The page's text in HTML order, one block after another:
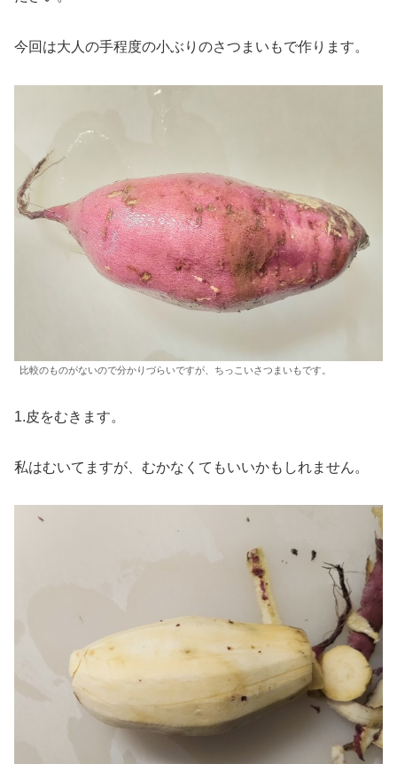
今回は大人の手程度の小ぶりのさつまいもで作ります。
比較のものがないので分かりづらいですが、ちっこいさつまいもです。
1.皮をむきます。
私はむいてますが、むかなくてもいいかもしれません。